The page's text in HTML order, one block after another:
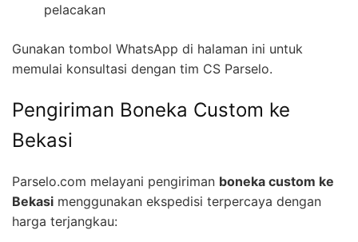
pelacakan
Gunakan tombol WhatsApp di halaman ini untuk
memulai konsultasi dengan tim CS Parselo.
Pengiriman Boneka Custom ke
Bekasi
Parselo.com melayani pengiriman boneka custom ke
Bekasi menggunakan ekspedisi terpercaya dengan
harga terjangkau: